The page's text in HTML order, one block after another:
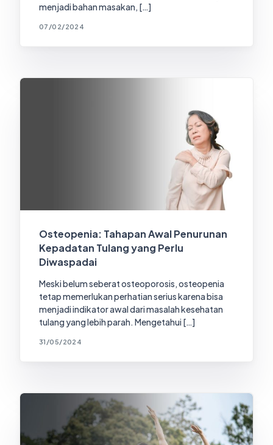
menjadi bahan masakan, […]
07/02/2024
Osteopenia: Tahapan Awal Penurunan
Kepadatan Tulang yang Perlu
Diwaspadai
Meski belum seberat osteoporosis, osteopenia
tetap memerlukan perhatian serius karena bisa
menjadi indikator awal dari masalah kesehatan
tulang yang lebih parah. Mengetahui […]
31/05/2024